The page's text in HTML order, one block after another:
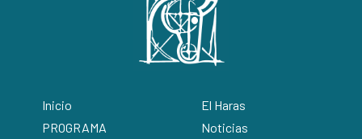
Inicio
El Haras
PROGRAMA
Noticias